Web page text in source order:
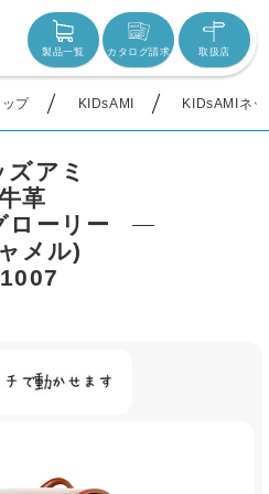
製品一覧 カタログ請求 取扱店
プ KIDsAMI KIDsAMIネ
ズアミ
革
ローリー
メル)